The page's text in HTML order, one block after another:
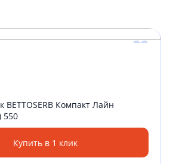
BETTOSERB Компакт Лайн
550
Купить в 1 клик